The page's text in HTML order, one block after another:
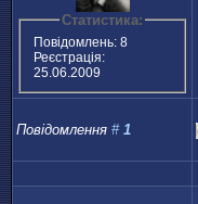
Статистика:
Повідомлень: 8
Реєстрація:
25.06.2009
Повідомлення # 1